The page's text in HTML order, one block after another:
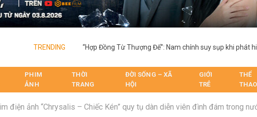
TRENDING
PHIM
ẢNH
THỜI
TRANG
ĐỜI SỐNG – XÃ
HỘI
GIỚI
TRẺ
THỂ
THAO
điện ảnh “Chrysalis – Chiếc Kén” quy tụ dàn diễn viên đình đám trong